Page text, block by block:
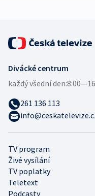
TV program
Živé vysílání
TV poplatky
Teletext
Podcasty
Divácké centrum
každý všední den:
261 136 113